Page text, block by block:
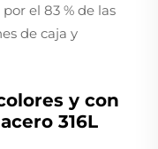
el 83 % de las
de caja y
y con
316L